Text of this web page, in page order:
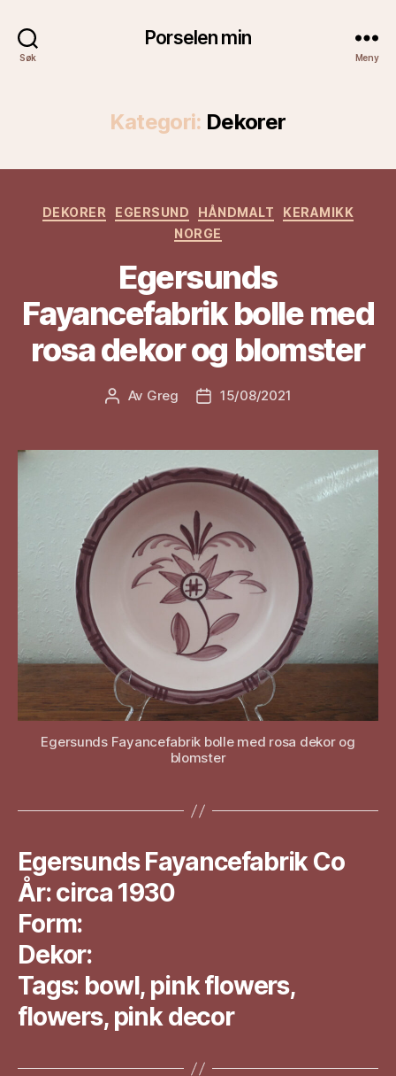
Søk
Porselen min
Meny
Kategori: Dekorer
Kategorier
DEKORER EGERSUND HÅNDMALT
KERAMIKK
NORGE
Egersunds
Fayancefabrik bolle med
rosa dekor og blomster
Innleggsforfatter
Av Greg Publiseringsdato
15/08/2021
Egersunds Fayancefabrik bolle med rosa dekor og
blomster
Egersunds Fayancefabrik Co
År: circa 1930
Form:
Dekor:
Tags: bowl, pink flowers,
flowers, pink decor